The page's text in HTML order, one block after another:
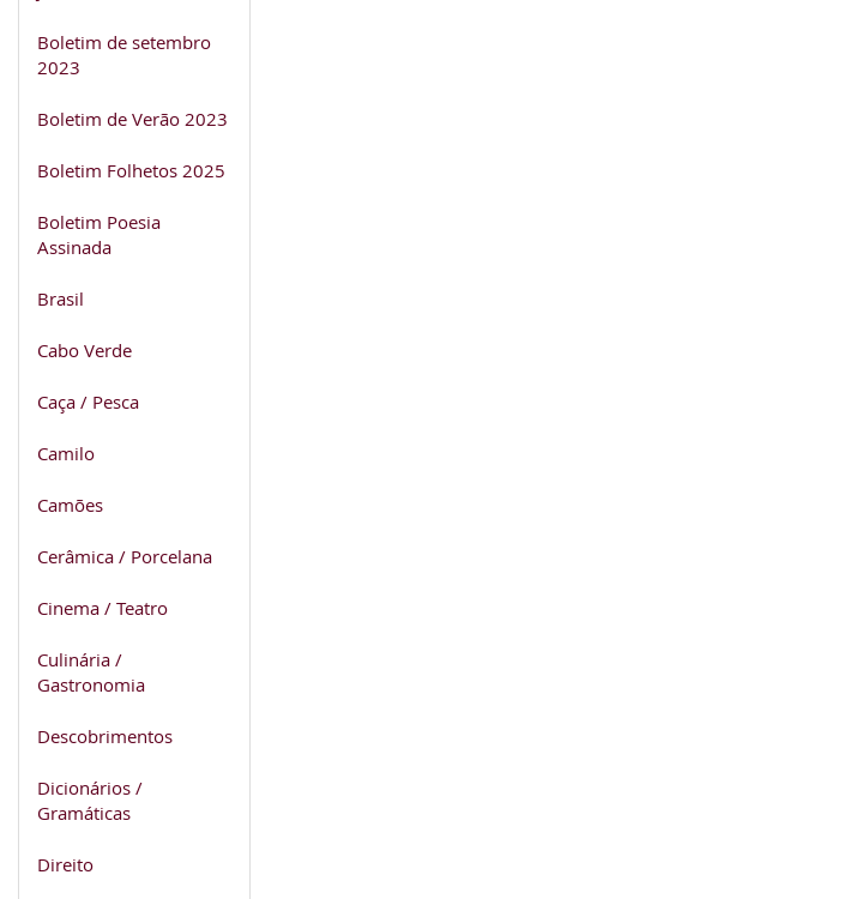
Boletim de setembro
2023
Boletim de Verão 2023
Boletim Folhetos 2025
Boletim Poesia
Assinada
Brasil
Cabo Verde
Caça / Pesca
Camilo
Camões
Cerâmica / Porcelana
Cinema / Teatro
Culinária /
Gastronomia
Descobrimentos
Dicionários /
Gramáticas
Direito